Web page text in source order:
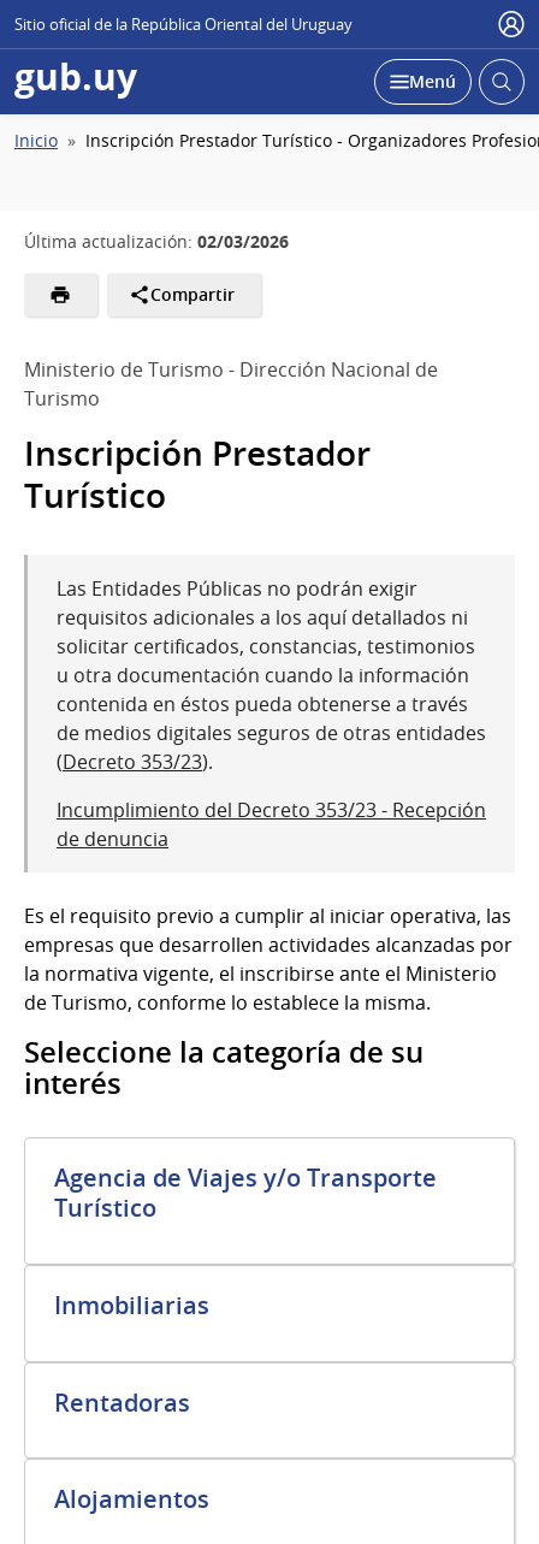
Sitio oficial de la República Oriental del Uruguay
gub.uy Desplegar
Menú Abrir
Ruta
Inicio Inscripción Prestador Turístico - Organizadores
Última actualización: 02/03/2026
Compartir
Ministerio de Turismo - Dirección Nacional de
Turismo
Inscripción Prestador
Turístico
Las Entidades Públicas no podrán exigir
requisitos adicionales a los aquí detallados ni
solicitar certificados, constancias, testimonios
u otra documentación cuando la información
contenida en éstos pueda obtenerse a través
de medios digitales seguros de otras entidades
(Decreto 353/23).
Incumplimiento del Decreto 353/23 - Recepción
de denuncia
Es el requisito previo a cumplir al iniciar operativa, las
empresas que desarrollen actividades alcanzadas por
la normativa vigente, el inscribirse ante el Ministerio
de Turismo, conforme lo establece la misma.
Seleccione la categoría de su
interés
Agencia de Viajes y/o Transporte
Turístico
Inmobiliarias
Rentadoras
Alojamientos